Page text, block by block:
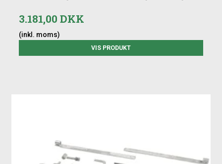
3.181,00 DKK
(inkl. moms)
VIS PRODUKT